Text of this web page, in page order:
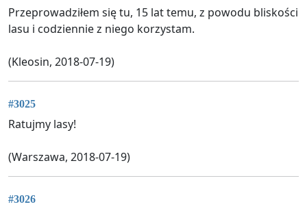
Przeprowadziłem się tu, 15 lat temu, z powodu bliskości
lasu i codziennie z niego korzystam.
(Kleosin, 2018-07-19)
#3025
Ratujmy lasy!
(Warszawa, 2018-07-19)
#3026